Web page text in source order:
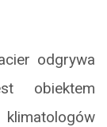
odgrywa
obiektem